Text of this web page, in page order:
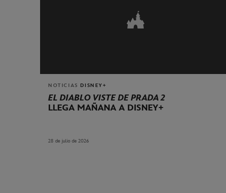
NOTICIAS DISNEY+
EL DIABLO VISTE DE PRADA 2
LLEGA MAÑANA A DISNEY+
28 de julio de 2026